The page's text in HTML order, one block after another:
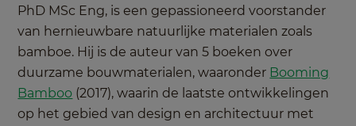
PhD MSc Eng, is een gepassioneerd voorstander
van hernieuwbare natuurlijke materialen zoals
bamboe. Hij is de auteur van 5 boeken over
duurzame bouwmaterialen, waaronder Booming
Bamboo (2017), waarin de laatste ontwikkelingen
op het gebied van design en architectuur met